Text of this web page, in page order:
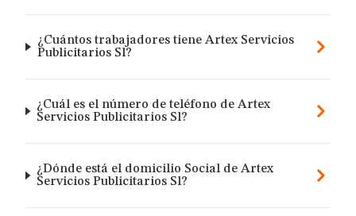
¿Cuántos trabajadores tiene Artex Servicios
Publicitarios Sl?
¿Cuál es el número de teléfono de Artex
Servicios Publicitarios Sl?
¿Dónde está el domicilio Social de Artex
Servicios Publicitarios Sl?